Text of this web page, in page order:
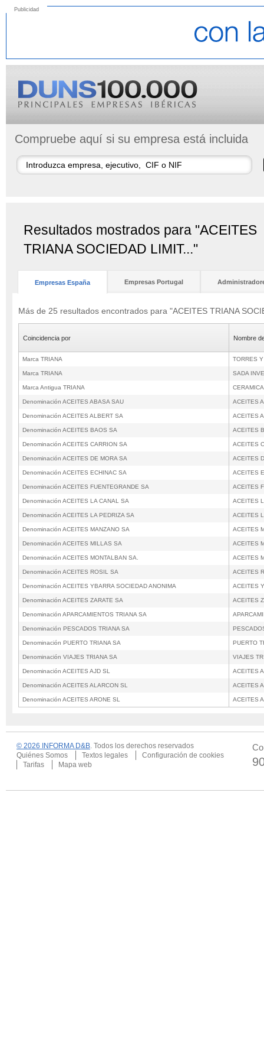
Publicidad
Compruebe aquí si su empresa está incluida
Resultados mostrados para "ACEITES
TRIANA SOCIEDAD LIMIT..."
Empresas España Empresas Portugal
Más de 25 resultados encontrados para "ACEITES TRIANA
Coincidencia por Nombre
Marca TRIANA TORRES
Marca TRIANA SADA
Marca Antigua TRIANA
Denominación ACEITES ABASA SAU ACEITES
Denominación ACEITES ALBERT SA ACEITES
Denominación ACEITES BAOS SA ACEITES
Denominación ACEITES CARRION SA ACEITES
Denominación ACEITES DE MORA SA ACEITES
Denominación ACEITES ECHINAC SA ACEITES
Denominación ACEITES FUENTEGRANDE SA ACEITES
Denominación ACEITES LA CANAL SA ACEITES
Denominación ACEITES LA PEDRIZA SA ACEITES
Denominación ACEITES MANZANO SA ACEITES
Denominación ACEITES MILLAS SA ACEITES
Denominación ACEITES MONTALBAN SA. ACEITES
Denominación ACEITES ROSIL SA ACEITES
Denominación ACEITES YBARRA SOCIEDAD ANONIMA ACEITES
Denominación ACEITES ZARATE SA ACEITES
Denominación APARCAMIENTOS TRIANA SA
Denominación PESCADOS TRIANA SA
Denominación PUERTO TRIANA SA PUERTO
Denominación VIAJES TRIANA SA VIAJES
Denominación ACEITES AJD SL ACEITES
Denominación ACEITES ALARCON SL ACEITES
Denominación ACEITES ARONE SL ACEITES
© 2026 INFORMA D&B. Todos los derechos reservados
Quiénes Somos
Textos legales
Configuración de cookies
Tarifas
Mapa web